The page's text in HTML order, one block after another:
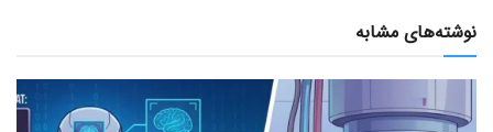
نوشته‌های مشابه